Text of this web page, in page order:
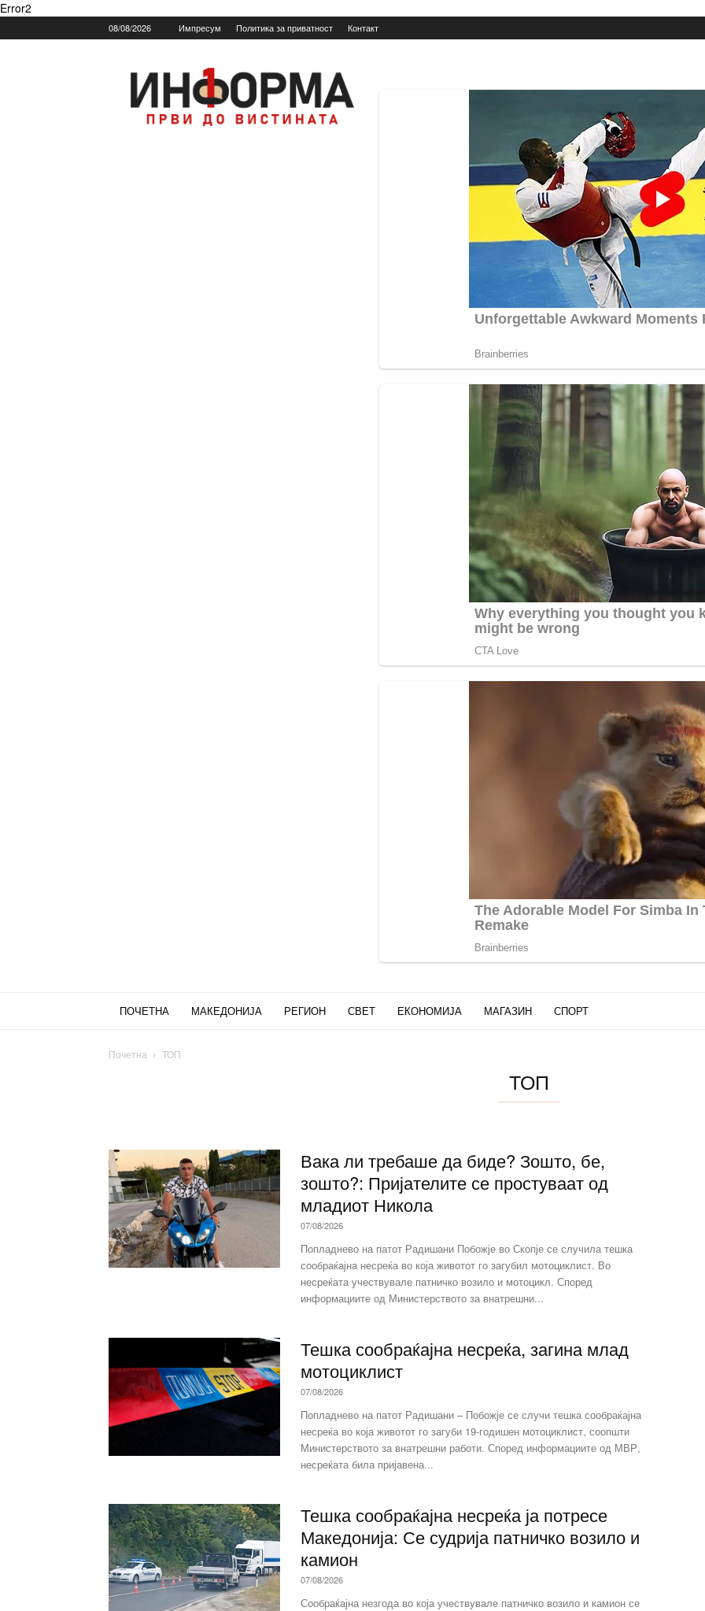
Error2
08/08/2026 Импресум Политика за приватност Контакт
Informa.mk
ПОЧЕТНА МАКЕДОНИЈА РЕГИОН СВЕТ ЕКОНОМИЈА МАГАЗИН СПОРТ
Почетна ТОП
ТОП
Вака ли требаше да биде? Зошто, бе,
зошто?: Пријателите се простуваат од
младиот Никола
07/08/2026
Попладнево на патот Радишани Побожје во Скопје се случила тешка
сообраќајна несреќа во која животот го загубил мотоциклист. Во
несреќата учествувале патничко возило и мотоцикл. Според
информациите од Министерството за внатрешни...
Тешка сообраќајна несреќа, загина млад
мотоциклист
07/08/2026
Попладнево на патот Радишани – Побожје се случи тешка сообраќајна
несреќа во која животот го загуби 19-годишен мотоциклист, соопшти
Министерството за внатрешни работи. Според информациите од МВР,
несреќата била пријавена...
Тешка сообраќајна несреќа ја потресе
Македонија: Се судрија патничко возило и
камион
07/08/2026
Сообраќајна незгода во која учествувале патничко возило и камион се